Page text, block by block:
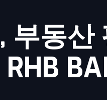
부동